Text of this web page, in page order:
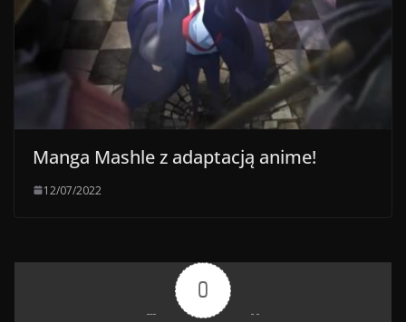
Manga Mashle z adaptacją anime!
12/07/2022
0